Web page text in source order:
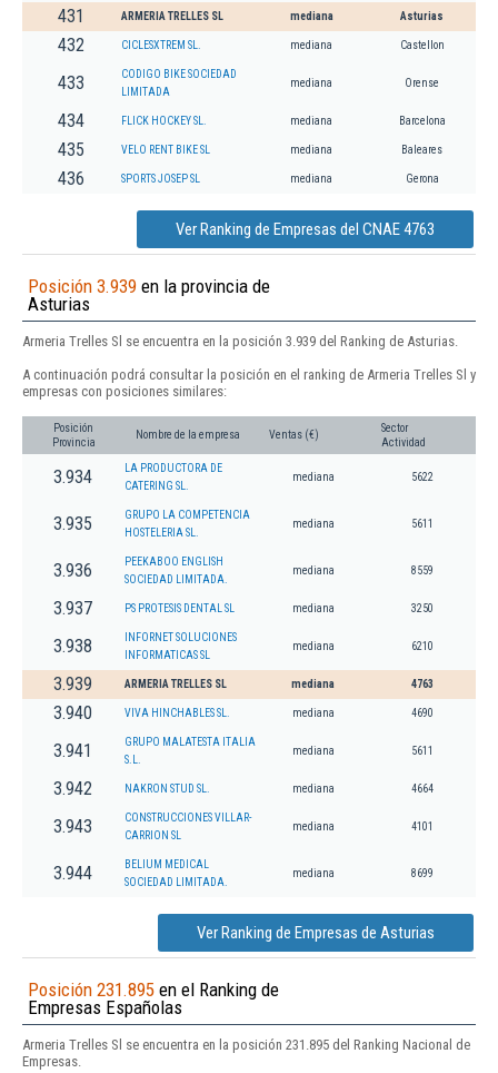
431 ARMERIA TRELLES SL mediana Asturias
432 CICLESXTREM SL. mediana Castellon
433
CODIGO BIKE SOCIEDAD
LIMITADA
mediana Orense
434 FLICK HOCKEY SL. mediana Barcelona
435 VELO RENT BIKE SL mediana Baleares
436 SPORTS JOSEP SL mediana Gerona
Ver Ranking de Empresas del CNAE 4763
Posición 3.939 en la provincia de
Asturias
Armeria Trelles Sl se encuentra en la posición 3.939 del Ranking de Asturias.
A continuación podrá consultar la posición en el ranking de Armeria Trelles Sl y
empresas con posiciones similares:
Posición
Provincia
Nombre de la empresa Ventas (€)
Sector
Actividad
3.934
LA PRODUCTORA DE
CATERING SL.
mediana 5622
3.935
GRUPO LA COMPETENCIA
HOSTELERIA SL.
mediana 5611
3.936
PEEKABOO ENGLISH
SOCIEDAD LIMITADA.
mediana 8559
3.937 PS PROTESIS DENTAL SL mediana 3250
3.938
INFORNET SOLUCIONES
INFORMATICAS SL
mediana 6210
3.939 ARMERIA TRELLES SL mediana 4763
3.940 VIVA HINCHABLES SL. mediana 4690
3.941
GRUPO MALATESTA ITALIA
S.L.
mediana 5611
3.942 NAKRON STUD SL. mediana 4664
3.943
CONSTRUCCIONES VILLAR-
CARRION SL
mediana 4101
3.944
BELIUM MEDICAL
SOCIEDAD LIMITADA.
mediana 8699
Ver Ranking de Empresas de Asturias
Posición 231.895 en el Ranking de
Empresas Españolas
Armeria Trelles Sl se encuentra en la posición 231.895 del Ranking Nacional de
Empresas.